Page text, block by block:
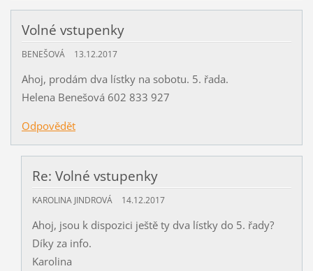
Volné vstupenky
BENEŠOVÁ 13.12.2017
Ahoj, prodám dva lístky na sobotu. 5. řada.
Helena Benešová 602 833 927
Odpovědět
Re: Volné vstupenky
KAROLINA JINDROVÁ 14.12.2017
Ahoj, jsou k dispozici ještě ty dva lístky do 5. řady?
Díky za info.
Karolina